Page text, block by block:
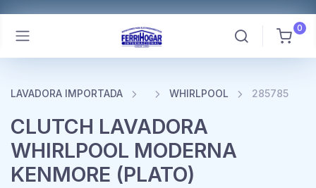
0
LAVADORA IMPORTADA WHIRLPOOL 285785
CLUTCH LAVADORA
WHIRLPOOL MODERNA
KENMORE (PLATO)